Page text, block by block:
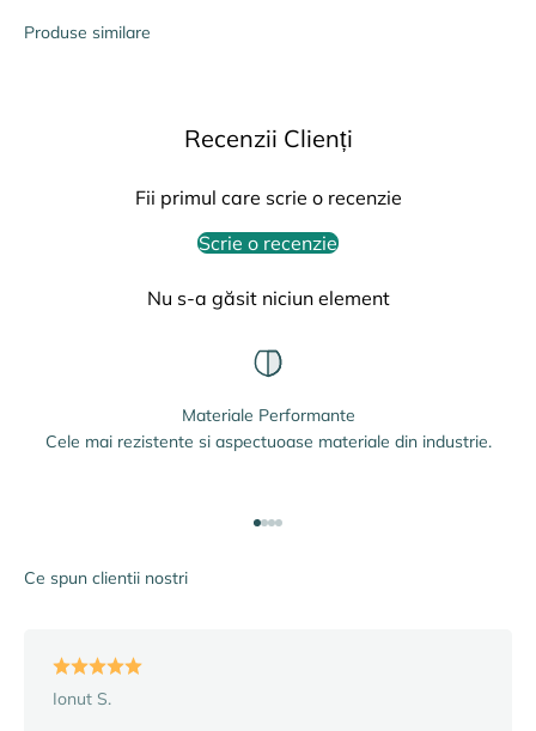
Produse similare
Recenzii Clienți
Fii primul care scrie o recenzie
Scrie o recenzie
Nu s-a găsit niciun element
Materiale Performante
Cele mai rezistente si aspectuoase materiale din industrie.
Ce spun clientii nostri
Ionut S.